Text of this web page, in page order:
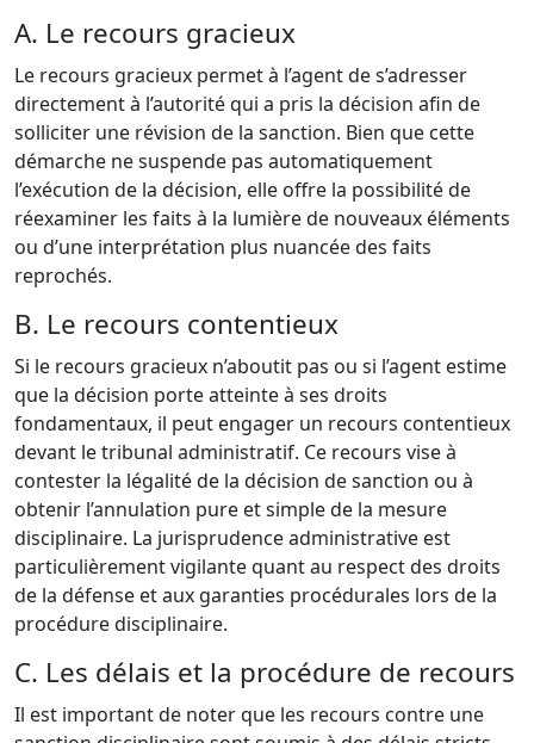
A. Le recours gracieux
Le recours gracieux permet à l’agent de s’adresser
directement à l’autorité qui a pris la décision afin de
solliciter une révision de la sanction. Bien que cette
démarche ne suspende pas automatiquement
l’exécution de la décision, elle offre la possibilité de
réexaminer les faits à la lumière de nouveaux éléments
ou d’une interprétation plus nuancée des faits
reprochés.
B. Le recours contentieux
Si le recours gracieux n’aboutit pas ou si l’agent estime
que la décision porte atteinte à ses droits
fondamentaux, il peut engager un recours contentieux
devant le tribunal administratif. Ce recours vise à
contester la légalité de la décision de sanction ou à
obtenir l’annulation pure et simple de la mesure
disciplinaire. La jurisprudence administrative est
particulièrement vigilante quant au respect des droits
de la défense et aux garanties procédurales lors de la
procédure disciplinaire.
C. Les délais et la procédure de recours
Il est important de noter que les recours contre une